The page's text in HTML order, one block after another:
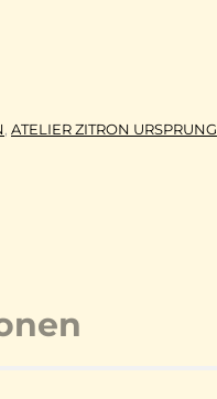
ATELIER ZITRON URSPRUNG